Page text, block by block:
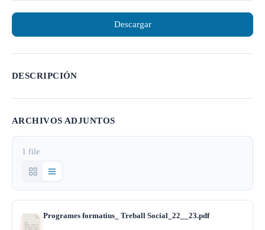
Descargar
DESCRIPCIÓN
ARCHIVOS ADJUNTOS
1 file
Programes formatius_ Treball Social_22__23.pdf